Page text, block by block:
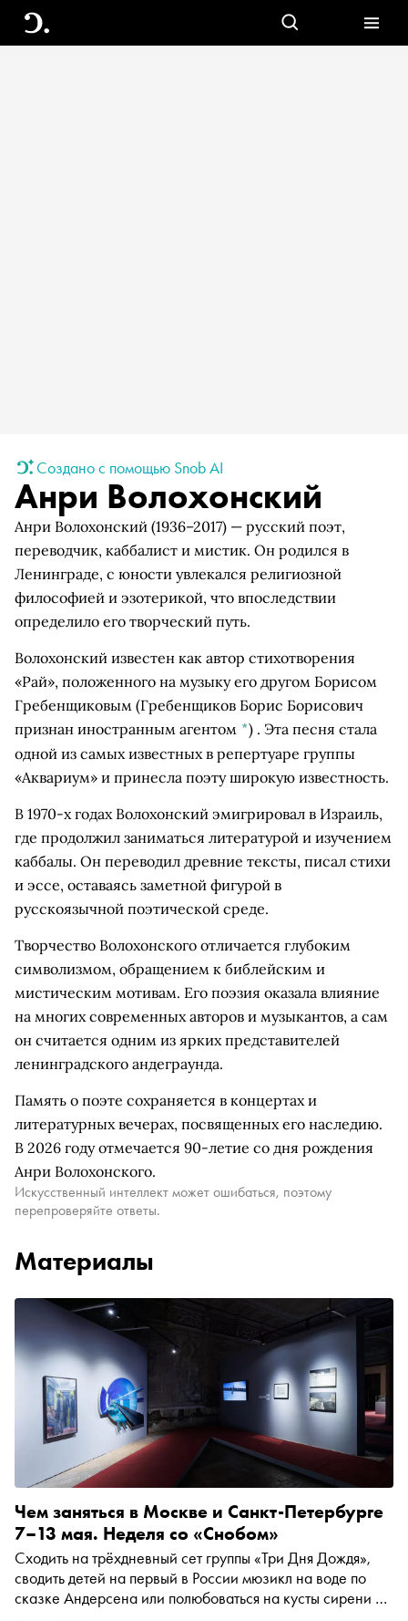
Создано с помощью Snob AI
Анри Волохонский
Анри Волохонский (1936–2017) — русский поэт,
переводчик, каббалист и мистик. Он родился в
Ленинграде, с юности увлекался религиозной
философией и эзотерикой, что впоследствии
определило его творческий путь.
Волохонский известен как автор стихотворения
«Рай», положенного на музыку его другом Борисом
Гребенщиковым (Гребенщиков Борис Борисович
признан иностранным агентом *) . Эта песня стала
одной из самых известных в репертуаре группы
«Аквариум» и принесла поэту широкую известность.
В 1970-х годах Волохонский эмигрировал в Израиль,
где продолжил заниматься литературой и изучением
каббалы. Он переводил древние тексты, писал стихи
и эссе, оставаясь заметной фигурой в
русскоязычной поэтической среде.
Творчество Волохонского отличается глубоким
символизмом, обращением к библейским и
мистическим мотивам. Его поэзия оказала влияние
на многих современных авторов и музыкантов, а сам
он считается одним из ярких представителей
ленинградского андеграунда.
Память о поэте сохраняется в концертах и
литературных вечерах, посвященных его наследию.
В 2026 году отмечается 90-летие со дня рождения
Анри Волохонского.
Искусственный интеллект может ошибаться, поэтому
перепроверяйте ответы.
Материалы
Чем заняться в Москве и Санкт-Петербурге
7–13 мая. Неделя со «Снобом»
Сходить на трёхдневный сет группы «Три Дня Дождя»,
сводить детей на первый в России мюзикл на воде по
сказке Андерсена или полюбоваться на кусты сирени на